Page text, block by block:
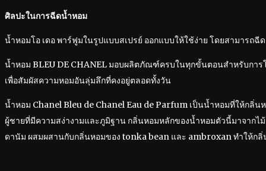
ศิลปะในการฉีดน้ำหอม
น้ำหอมโอ เดอ พาร์ฟูมในรูปแบบสเปรย์ ออกแบบให้ใช้ง่าย โดยสามารถฉี
น้ำหอม BLEU DE CHANEL มอบผลิตภัณฑ์ครบในทุกขั้นตอนสำหรับกา
เพื่อสัมผัสความหอมอันลุ่มลึกที่คงอยู่ตลอดทั้งวัน
น้ำหอม Chanel Bleu de Chanel Eau de Parfum เป็นน้ำหอมที่ให้กลิ่น
ผู้ชายที่มีความสง่างามและภูมิฐาน กลิ่นหอมหลักของน้ำหอมตัวนี้มาจากไ
ดานัม ผสมผสานกับกลิ่นหอมของ tonka bean และ ambroxan ทำให้ก